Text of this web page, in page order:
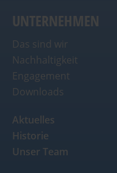
UNTERNEHMEN
Das sind wir
Nachhaltigkeit
Engagement
Downloads
Aktuelles
Historie
Unser Team